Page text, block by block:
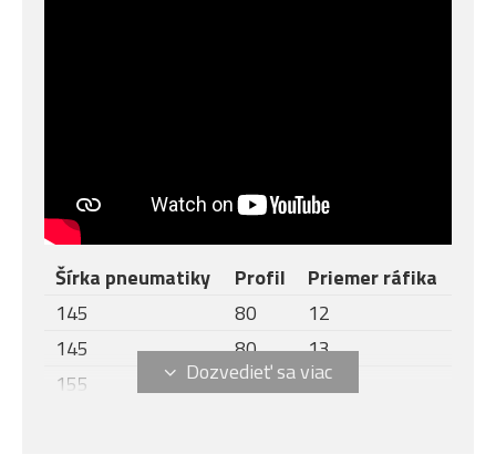
Šírka pneumatiky Profil
Priemer ráfika
145
80
12
145
80
13
155
–
12